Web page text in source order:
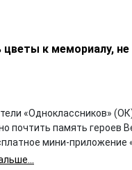
к мемориалу,
«Одноклассников»
почтить память героев
мини-приложение